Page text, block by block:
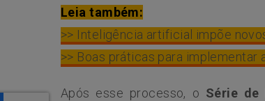
Leia também:
>> Inteligência artificial impõe
>> Boas práticas para
Após esse processo, o Série de